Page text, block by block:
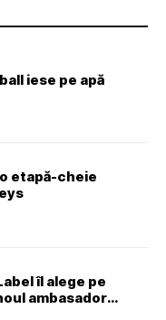
iese pe apă
etapă-cheie
îl alege pe
ambasador